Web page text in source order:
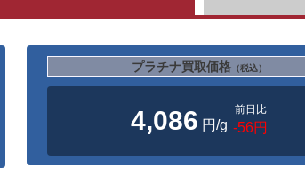
プラチナ買取価格（税込）
4,086 円/g
前日比
-56円